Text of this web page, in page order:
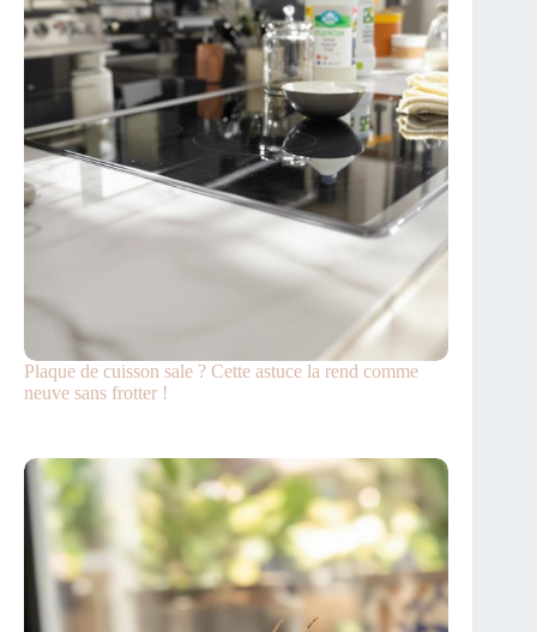
Plaque de cuisson sale ? Cette astuce la rend comme
neuve sans frotter !